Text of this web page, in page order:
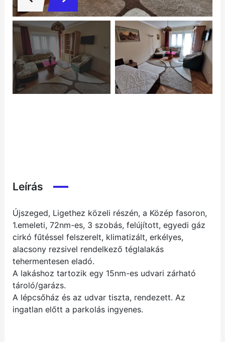
Leírás
Újszeged, Ligethez közeli részén, a Közép fasoron,
1.emeleti, 72nm-es, 3 szobás, felújított, egyedi gáz
cirkó fűtéssel felszerelt, klimatizált, erkélyes,
alacsony rezsivel rendelkező téglalakás
tehermentesen eladó.
A lakáshoz tartozik egy 15nm-es udvari zárható
tároló/garázs.
A lépcsőház és az udvar tiszta, rendezett. Az
ingatlan előtt a parkolás ingyenes.